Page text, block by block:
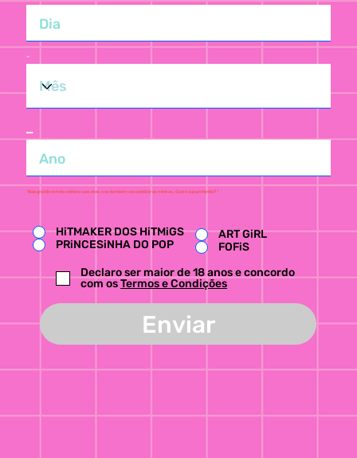
_
Toda grande estrela celebra suas eras, e eu também vou celebrar as minhas. Qual é sua preferida? *
HiTMAKER DOS HiTMiGS
PRiNCESiNHA DO POP
ART GiRL
FOFiS
Declaro ser maior de 18 anos e concordo
com osTermos e Condições
Enviar